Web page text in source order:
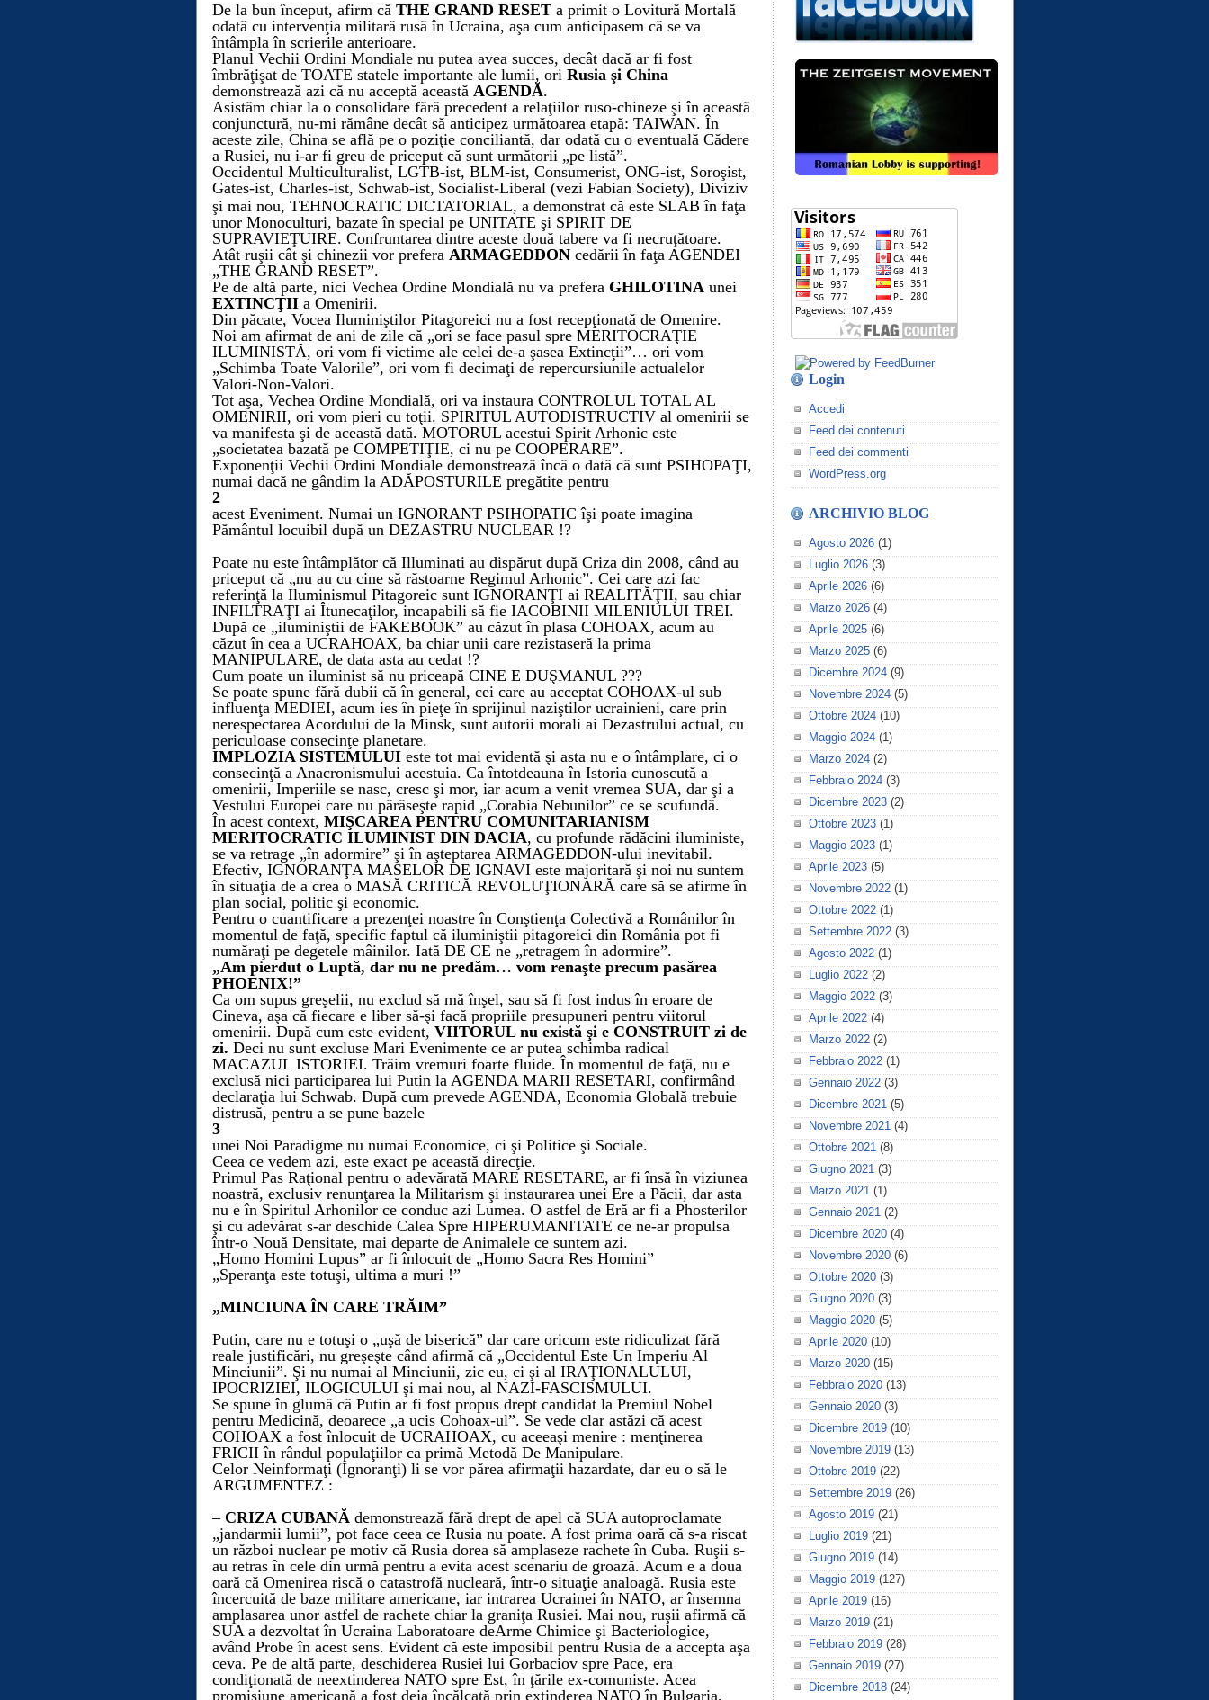
De la bun început, afirm că THE GRAND RESETa primit o Lovitură Mortală
odată cu intervenţia militară rusă în Ucraina, aşa cum anticipasem că se va
întâmpla în scrierile anterioare.
Planul Vechii Ordini Mondiale nu putea avea succes, decât dacă ar fi fost
îmbrăţişat de TOATE statele importante ale lumii, ori Rusia şi China
demonstrează azi că nu acceptă această AGENDĂ.
Asistăm chiar la o consolidare fără precedent a relaţiilor ruso-chineze şi în această
conjunctură, nu-mi rămâne decât să anticipez următoarea etapă: TAIWAN. În
aceste zile, China se află pe o poziţie conciliantă, dar odată cu o eventuală Cădere
a Rusiei, nu i-ar fi greu de priceput că sunt următorii „pe listă”.
Occidentul Multiculturalist, LGTB-ist, BLM-ist, Consumerist, ONG-ist, Soroşist,
Gates-ist, Charles-ist, Schwab-ist, Socialist-Liberal (vezi Fabian Society), Diviziv
şi mai nou, TEHNOCRATIC DICTATORIAL, a demonstrat că este SLABîn faţa
unor Monoculturi, bazate în special pe UNITATE şi SPIRIT DE
SUPRAVIEŢUIRE. Confruntarea dintre aceste două tabere va fi necruţătoare.
Atât ruşii cât şi chinezii vor prefera ARMAGEDDONcedării în faţa AGENDEI
„THE GRAND RESET”.
Pe de altă parte, nici Vechea Ordine Mondială nu va prefera GHILOTINAunei
EXTINCŢIIa Omenirii.
Din păcate, Vocea Iluminiştilor Pitagoreici nu a fost recepţionată de Omenire.
Noi am afirmat de ani de zile că „ori se face pasul spre MERITOCRAŢIE
ILUMINISTĂ, ori vom fi victime ale celei de-a şasea Extincţii”… ori vom
„Schimba Toate Valorile”, ori vom fi decimaţi de repercursiunile actualelor
Valori-Non-Valori.
Tot aşa, Vechea Ordine Mondială, ori va instaura CONTROLUL TOTAL AL
OMENIRII, ori vom pieri cu toţii. SPIRITUL AUTODISTRUCTIV al omenirii se
va manifesta şi de această dată. MOTORUL acestui Spirit Arhonic este
„societatea bazată pe COMPETIŢIE, ci nu pe COOPERARE”.
Exponenţii Vechii Ordini Mondiale demonstrează încă o dată că sunt PSIHOPAŢI,
numai dacă ne gândim laADĂPOSTURILE pregătite pentru
2
acest Eveniment. Numai un IGNORANT PSIHOPATIC îşi poate imagina
Pământul locuibil după un DEZASTRU NUCLEAR !?
Poate nu este întâmplător că Illuminati au dispărut după Criza din 2008, când au
priceput că „nu au cu cine să răstoarne Regimul Arhonic”. Cei care azi fac
referinţă la Iluminismul Pitagoreic sunt IGNORANŢI ai REALITĂŢII, sau chiar
INFILTRAŢI ai Îtunecaţilor, incapabili să fie IACOBINII MILENIULUI TREI.
După ce „iluminiştii de FAKEBOOK” au căzut în plasa COHOAX, acum au
căzut în cea a UCRAHOAX, ba chiar unii care rezistaseră la prima
MANIPULARE, de data asta au cedat !?
Cum poate un iluminist să nu priceapă CINE E DUŞMANUL ???
Se poate spune fără dubii că în general, cei care au acceptat COHOAX-ulsub
influenţa MEDIEI, acum ies în pieţe în sprijinul naziştilor ucrainieni, care prin
nerespectarea Acordului de la Minsk, sunt autorii morali ai Dezastrului actual, cu
periculoase consecinţe planetare.
IMPLOZIA SISTEMULUIeste tot mai evidentă şi asta nu e o întâmplare, ci o
consecinţă a Anacronismului acestuia. Ca întotdeauna în Istoria cunoscută a
omenirii, Imperiile se nasc, crescşi mor, iar acum a venit vremea SUA, dar şi a
Vestului Europei carenu părăseşte rapid „Corabia Nebunilor” ce se scufundă.
În acest context, MIŞCAREA PENTRU COMUNITARIANISM
MERITOCRATIC ILUMINIST DIN DACIA, cu profunde rădăcini iluministe,
se va retrage „în adormire” şi în aşteptarea ARMAGEDDON-ului inevitabil.
Efectiv, IGNORANŢA MASELOR DE IGNAVI este majoritară şi noi nu suntem
în situaţia de a crea o MASĂ CRITICĂ REVOLUŢIONARĂ care să se afirme în
plan social, politic şi economic.
Pentru o cuantificare a prezenţei noastre în Conştienţa Colectivă a Românilor în
momentul de faţă, specific faptul că iluminiştii pitagoreici din România pot fi
număraţi pe degetele mâinilor. Iată DE CE ne „retragem în adormire”.
„Am pierdut o Luptă, dar nu ne predăm… vom renaşte precum pasărea
PHOENIX!”
Ca om supus greşelii, nu exclud să mă înşel, sau să fi fost indus în eroare de
Cineva, aşa că fiecare e liber să-şi facă propriile presupuneri pentru viitorul
omenirii. După cum este evident, VIITORUL nu există şi e CONSTRUIT zi de
zi. Deci nu sunt excluse Mari Evenimente ce ar putea schimba radical
MACAZUL ISTORIEI. Trăim vremuri foarte fluide. În momentul de faţă, nu e
exclusă nici participarea lui Putin la AGENDA MARII RESETARI, confirmând
declaraţia lui Schwab. După cum prevede AGENDA, Economia Globală trebuie
distrusă, pentru a se pune bazele
3
unei Noi Paradigme nu numai Economice, ci şi Politice şi Sociale.
Ceea ce vedem azi, este exact pe această direcţie.
Primul Pas Raţional pentru o adevărată MARE RESETARE, ar fiînsă în viziunea
noastră, exclusiv renunţarea la Militarism şi instaurarea unei Ere a Păcii, dar asta
nu e în Spiritul Arhonilor ce conduc azi Lumea. O astfel de Eră ar fi a Phosterilor
şi cu adevărat s-ar deschide Calea Spre HIPERUMANITATE cene-ar propulsa
într-o Nouă Densitate, mai departe de Animalele ce suntem azi.
„Homo Homini Lupus” ar fi înlocuit de „Homo Sacra Res Homini”
„Speranţa este totuşi, ultima a muri !”
„MINCIUNA ÎN CARE TRĂIM”
Putin, care nu e totuşi o „uşă de biserică” dar care oricum este ridiculizat fără
reale justificări, nu greşeşte când afirmă că „Occidentul Este Un Imperiu Al
Minciunii”. Şi nu numai al Minciunii, zic eu, ci şi al IRAŢIONALULUI,
IPOCRIZIEI, ILOGICULUI şi mai nou, al NAZI-FASCISMULUI.
Se spune în glumă că Putin ar fi fost propus drept candidat laPremiul Nobel
pentru Medicină, deoarece „a ucis Cohoax-ul”. Se vede clar astăzi că acest
COHOAX a fost înlocuit de UCRAHOAX, cu aceeaşi menire : menţinerea
FRICII în rândul populaţiilor ca primă Metodă De Manipulare.
Celor Neinformaţi (Ignoranţi) li se vor părea afirmaţii hazardate, dar eu o să le
ARGUMENTEZ :
– CRIZA CUBANĂdemonstrează fără drept de apel că SUA autoproclamate
„jandarmiilumii”, potface ceea ce Rusia nu poate. A fost prima oară că s-a riscat
un război nuclearpe motiv că Rusia dorea să amplaseze rachete în Cuba. Ruşii s-
au retras în cele din urmă pentru a evita acest scenariu de groază. Acum e a doua
oară că Omenirea riscă o catastrofă nucleară,într-o situaţie analoagă. Rusia este
încercuită de baze militare americane, iar intrarea Ucrainei în NATO, ar însemna
amplasarea unor astfel de rachete chiar la graniţa Rusiei. Mai nou, ruşii afirmă că
SUA a dezvoltat în Ucraina Laboratoare deArme Chimice şi Bacteriologice,
având Probe în acest sens. Evident că este imposibil pentru Rusia de a accepta aşa
ceva. Pe de altă parte, deschiderea Rusiei lui Gorbaciov spre Pace, era
condiţionată de neextinderea NATO spre Est, în ţările ex-comuniste. Acea
promisiune americană a fost deja încălcată prin extinderea NATO în Bulgaria,
Login
Accedi
Feed dei contenuti
Feed dei commenti
WordPress.org
ARCHIVIO BLOG
Agosto 2026(1)
Luglio 2026(3)
Aprile 2026(6)
Marzo 2026(4)
Aprile 2025(6)
Marzo 2025(6)
Dicembre 2024(9)
Novembre 2024(5)
Ottobre 2024(10)
Maggio 2024(1)
Marzo 2024(2)
Febbraio 2024(3)
Dicembre 2023(2)
Ottobre 2023(1)
Maggio 2023(1)
Aprile 2023(5)
Novembre 2022(1)
Ottobre 2022(1)
Settembre 2022(3)
Agosto 2022(1)
Luglio 2022(2)
Maggio 2022(3)
Aprile 2022(4)
Marzo 2022(2)
Febbraio 2022(1)
Gennaio 2022(3)
Dicembre 2021(5)
Novembre 2021(4)
Ottobre 2021(8)
Giugno 2021(3)
Marzo 2021(1)
Gennaio 2021(2)
Dicembre 2020(4)
Novembre 2020(6)
Ottobre 2020(3)
Giugno 2020(3)
Maggio 2020(5)
Aprile 2020(10)
Marzo 2020(15)
Febbraio 2020(13)
Gennaio 2020(3)
Dicembre 2019(10)
Novembre 2019(13)
Ottobre 2019(22)
Settembre 2019(26)
Agosto 2019(21)
Luglio 2019(21)
Giugno 2019(14)
Maggio 2019(127)
Aprile 2019(16)
Marzo 2019(21)
Febbraio 2019(28)
Gennaio 2019(27)
Dicembre 2018(24)